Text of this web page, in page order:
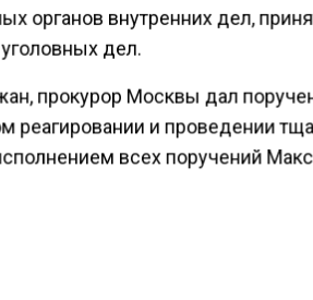
органов внутренних дел,
дел.
прокурор Москвы дал
реагировании и проведении
всех поручений